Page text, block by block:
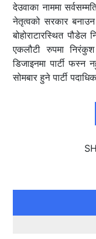
देउवाका नाममा
नेतृत्वको सरकार
बोहोराटारस्थित
एकलौटी रुपमा
डिजाइनमा पार्टी फस्न
सोमबार हुने पार्टी